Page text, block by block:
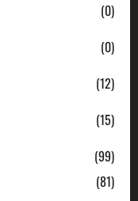
(0)
(0)
(12)
(15)
(99)
(81)